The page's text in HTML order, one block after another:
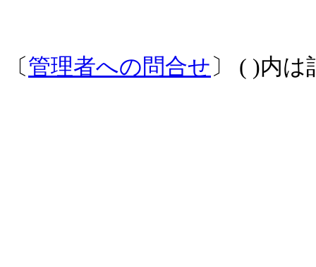
〔 管理者への問合せ 〕 ( )内